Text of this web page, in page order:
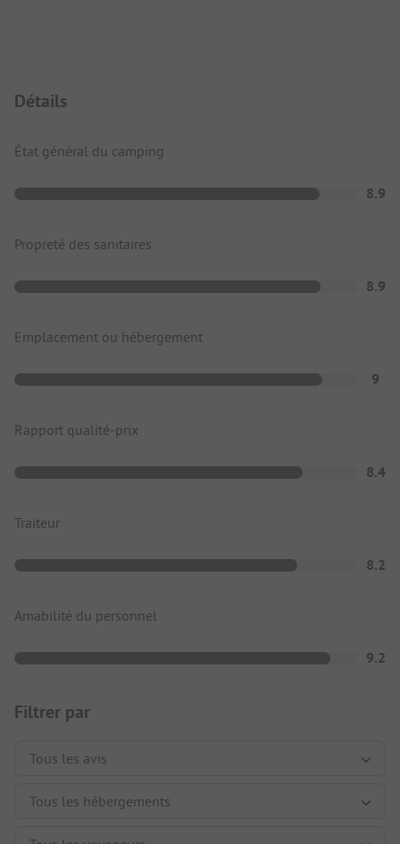
Détails
État général du camping
8.9
Propreté des sanitaires
8.9
Emplacement ou hébergement
9
Rapport qualité-prix
8.4
Traiteur
8.2
Amabilité du personnel
9.2
Filtrer par